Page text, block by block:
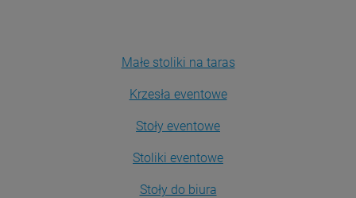
Małe stoliki na taras
Krzesła eventowe
Stoły eventowe
Stoliki eventowe
Stoły do biura